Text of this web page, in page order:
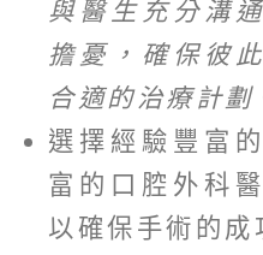
與醫生充分溝
擔憂，確保彼
合適的治療計劃
選擇經驗豐富
富的口腔外科
以確保手術的成